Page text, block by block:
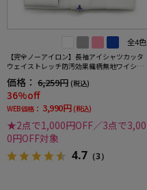
全4色
【完全ノーアイロン】長袖アイシャツカッタ
ウェイストレッチ防汚効果織柄無地ワイシャ
価格： 6,259円 (税込)
36%off
WEB価格： 3,990円 (税込)
★2点で1,000円OFF／3点で3,00
0円OFF対象
4.7 （3）